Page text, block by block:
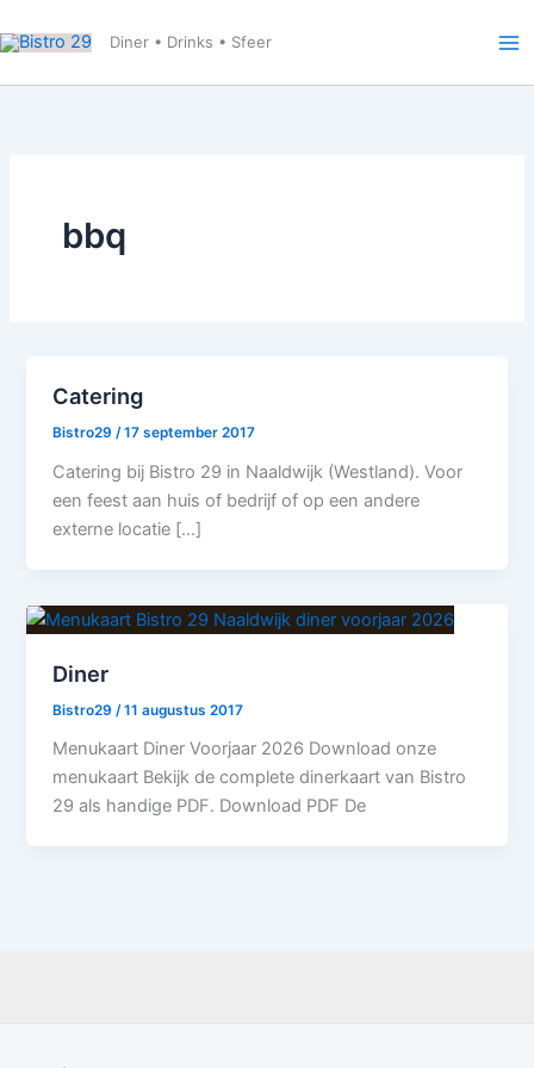
naar
Diner • Drinks • Sfeer
bbq
Catering
Bistro29/17 september 2017
Catering bij Bistro 29 in Naaldwijk (Westland). Voor
een feest aan huis of bedrijf of op een andere
externe locatie […]
Diner
Bistro29 /11 augustus 2017
Menukaart Diner Voorjaar 2026 Download onze
menukaart Bekijk de complete dinerkaart van Bistro
29 als handige PDF. Download PDF De